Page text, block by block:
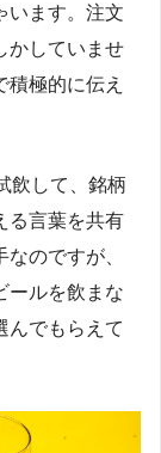
います。注文
かしていませ
極的に伝え
飲して、銘柄
る言葉を共有
のですが、
ールを飲まな
んでもらえて